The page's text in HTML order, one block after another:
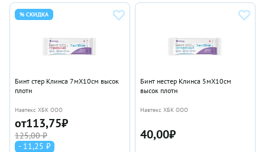
% СКИДКА
Бинт стер Клинса 7мX10см высок
плотн
Навтекс ХБК ООО
от113,75₽
125,00 ₽
- 11,25 ₽
Бинт нестер Клинса 5мX10см
высок плотн
Навтекс ХБК ООО
40,00₽